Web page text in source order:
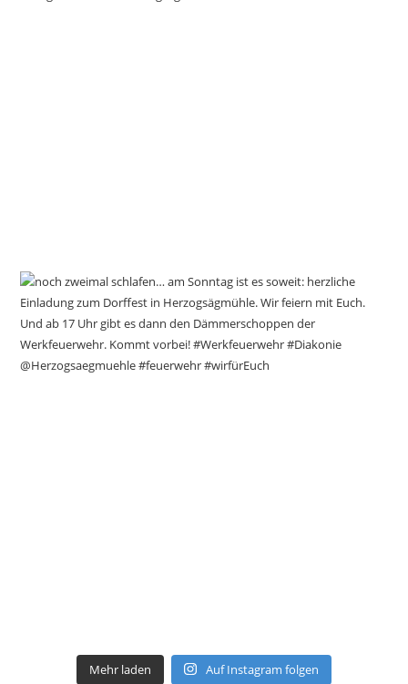
Mehr laden Auf Instagram folgen